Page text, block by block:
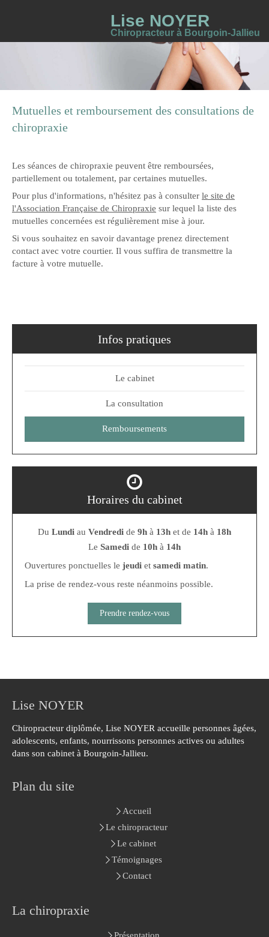
Lise NOYER
Chiropracteur à Bourgoin-Jallieu
Mutuelles et remboursement des consultations de
chiropraxie
Les séances de chiropraxie peuvent être remboursées,
partiellement ou totalement, par certaines mutuelles.
Pour plus d'informations, n'hésitez pas à consulter le site de
l'Association Française de Chiropraxie sur lequel la liste des
mutuelles concernées est régulièrement mise à jour.
Si vous souhaitez en savoir davantage prenez directement
contact avec votre courtier. Il vous suffira de transmettre la
facture à votre mutuelle.
Infos pratiques
Le cabinet
La consultation
Remboursements
Horaires du cabinet
Du Lundi au Vendredi de 9h à 13h et de 14h à 18h
Le Samedi de 10h à 14h
Ouvertures ponctuelles le jeudi et samedi matin.
La prise de rendez-vous reste néanmoins possible.
Prendre rendez-vous
Lise NOYER
Chiropracteur diplômée, Lise NOYER accueille personnes âgées,
adolescents, enfants, nourrissons personnes actives ou adultes
dans son cabinet à Bourgoin-Jallieu.
Plan du site
Accueil
Le chiropracteur
Le cabinet
Témoignages
Contact
La chiropraxie